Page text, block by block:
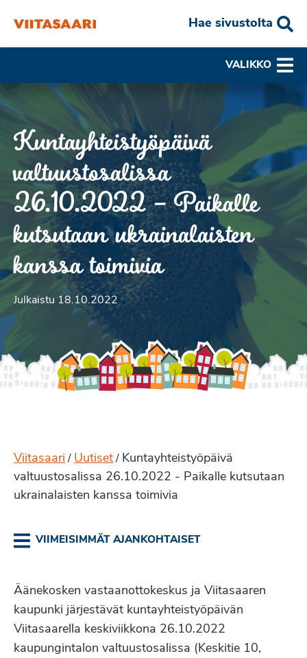
Hae sivustolta
VALIKKO
Kuntayhteistyöpäivä
valtuustosalissa
26.10.2022 – Paikalle
kutsutaan ukrainalaisten
kanssa toimivia
Julkaistu 18.10.2022
Viitasaari / Uutiset / Kuntayhteistyöpäivä
valtuustosalissa 26.10.2022 - Paikalle kutsutaan
ukrainalaisten kanssa toimivia
VIIMEISIMMÄT AJANKOHTAISET
Äänekosken vastaanottokeskus ja Viitasaaren
kaupunki järjestävät kuntayhteistyöpäivän
Viitasaarella keskiviikkona 26.10.2022
kaupungintalon valtuustosalissa (Keskitie 10,